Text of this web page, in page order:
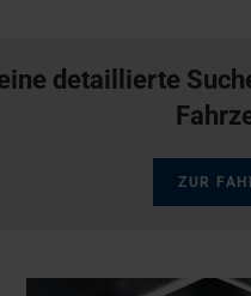
detaillierte
ZUR